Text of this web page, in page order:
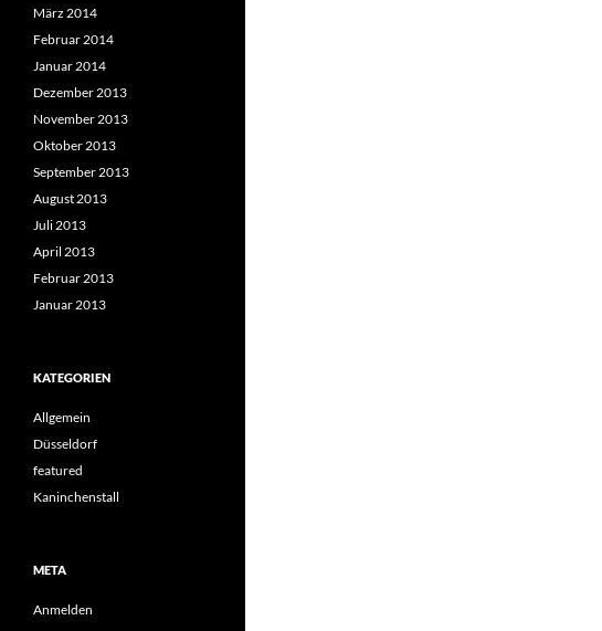
März 2014
Februar 2014
Januar 2014
Dezember 2013
November 2013
Oktober 2013
September 2013
August 2013
Juli 2013
April 2013
Februar 2013
Januar 2013
KATEGORIEN
Allgemein
Düsseldorf
featured
Kaninchenstall
META
Anmelden